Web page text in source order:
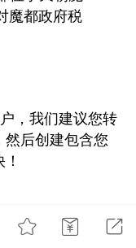
魔都政府税
，我们建议您转
然后创建包含您